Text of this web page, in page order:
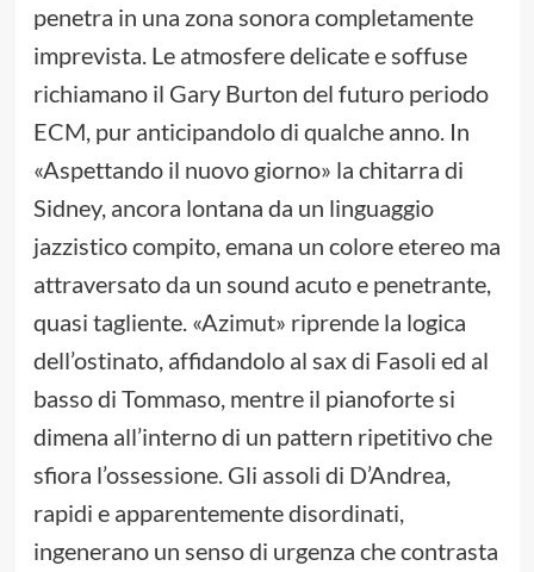
penetra in una zona sonora completamente
imprevista. Le atmosfere delicate e soffuse
richiamano il Gary Burton del futuro periodo
ECM, pur anticipandolo di qualche anno. In
«Aspettando il nuovo giorno» la chitarra di
Sidney, ancora lontana da un linguaggio
jazzistico compito, emana un colore etereo ma
attraversato da un sound acuto e penetrante,
quasi tagliente. «Azimut» riprende la logica
dell’ostinato, affidandolo al sax di Fasoli ed al
basso di Tommaso, mentre il pianoforte si
dimena all’interno di un pattern ripetitivo che
sfiora l’ossessione. Gli assoli di D’Andrea,
rapidi e apparentemente disordinati,
ingenerano un senso di urgenza che contrasta